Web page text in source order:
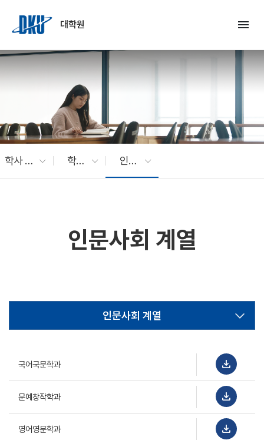
대학원
menu
학사 안내 학과별 내규(죽전) 인문사회 계열
인문사회 계열
인문사회 계열
국어국문학과 download
문예창작학과 download
영어영문학과 download